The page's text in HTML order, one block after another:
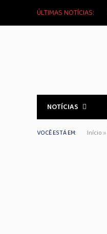
ÚLTIMAS NOTÍCIAS:
NOTÍCIAS
VOCÊ ESTÁ EM: Início »